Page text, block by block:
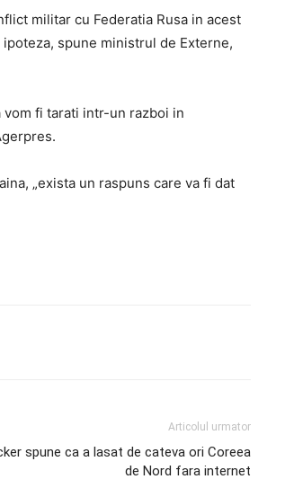
militar cu Federatia Rusa in acest
spune ministrul de Externe,
vom fi tarati intr-un razboi in
„exista un raspuns care va fi dat
Articolul urmator
spune ca a lasat de cateva ori Coreea
de Nord fara internet